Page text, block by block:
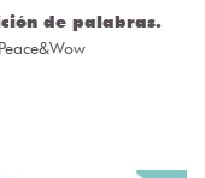
de palabras.